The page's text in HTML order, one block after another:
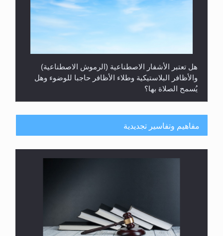
هل تعتبر الأشفار الاصطناعية (الرموش الاصطناعية)
والأظافر البلاستيكية وطلاء الأظافر حاجبا للوضوء وهل
يُسمح الصلاة بها؟
هل يُحسب حول الزكاة وفق السنة الميلادية أو الهجرية؟
مفاهيم وتفاسير تجديدية